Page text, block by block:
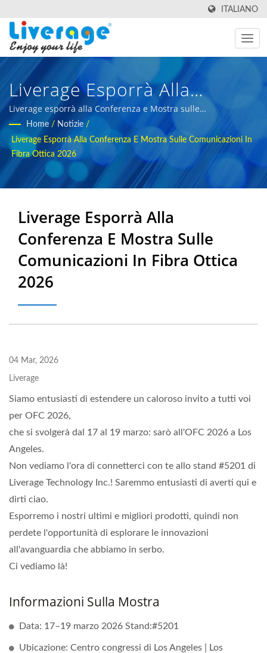
ITALIANO
Liverage Esporrà Alla
Conferenza E Mostra Sulle
Comunicazioni In Fibra
Ottica 2026 | Trasmettitori
Ottici Per Reti 5g E
Telecomunicazioni
Liverage esporrà alla Conferenza e Mostra sulle
Comunicazioni in Fibra Ottica 2026 | strumenti innovativi per
il test della fibra ottica per i data center
Home / Notizie /
Liverage Esporrà Alla Conferenza E Mostra Sulle Comunicazioni In
Fibra Ottica 2026
Liverage Esporrà Alla
Conferenza E Mostra Sulle
Comunicazioni In Fibra Ottica
2026
04 Mar, 2026
Liverage
Siamo entusiasti di estendere un caloroso invito a tutti voi
per OFC 2026,
che si svolgerà dal 17 al 19 marzo: sarò all'OFC 2026 a Los
Angeles.
Non vediamo l'ora di connetterci con te allo stand #5201 di
Liverage Technology Inc.! Saremmo entusiasti di averti qui e
dirti ciao.
Esporremo i nostri ultimi e migliori prodotti, quindi non
perdete l'opportunità di esplorare le innovazioni
all'avanguardia che abbiamo in serbo.
Ci vediamo là!
Informazioni Sulla Mostra
Data: 17–19 marzo 2026 Stand:#5201
Ubicazione: Centro congressi di Los Angeles | Los